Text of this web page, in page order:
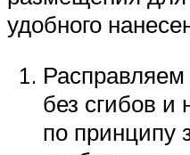
удобного
без сгибов и
по принципу